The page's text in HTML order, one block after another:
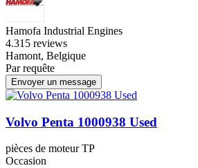
Hamofa Industrial Engines
4.315 reviews
Hamont, Belgique
Par requête
Envoyer un message
Volvo Penta 1000938 Used
pièces de moteur TP
Occasion